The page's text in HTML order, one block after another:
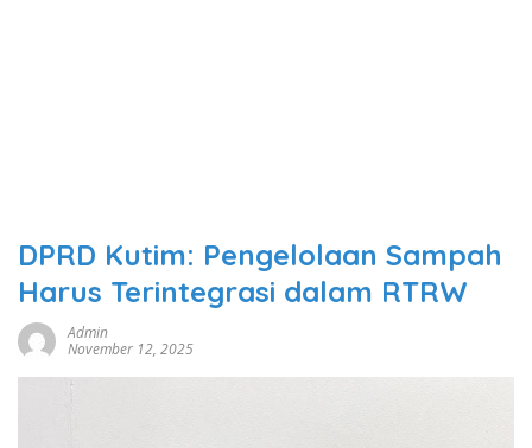
DPRD Kutim: Pengelolaan Sampah
Harus Terintegrasi dalam RTRW
Admin
November 12, 2025